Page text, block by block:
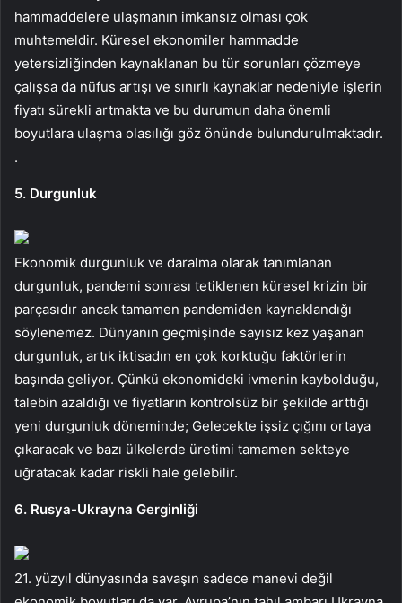
hammaddelere ulaşmanın imkansız olması çok
muhtemeldir. Küresel ekonomiler hammadde
yetersizliğinden kaynaklanan bu tür sorunları çözmeye
çalışsa da nüfus artışı ve sınırlı kaynaklar nedeniyle işlerin
fiyatı sürekli artmakta ve bu durumun daha önemli
boyutlara ulaşma olasılığı göz önünde bulundurulmaktadır.
.
5. Durgunluk
Ekonomik durgunluk ve daralma olarak tanımlanan
durgunluk, pandemi sonrası tetiklenen küresel krizin bir
parçasıdır ancak tamamen pandemiden kaynaklandığı
söylenemez. Dünyanın geçmişinde sayısız kez yaşanan
durgunluk, artık iktisadın en çok korktuğu faktörlerin
başında geliyor. Çünkü ekonomideki ivmenin kaybolduğu,
talebin azaldığı ve fiyatların kontrolsüz bir şekilde arttığı
yeni durgunluk döneminde; Gelecekte işsiz çığını ortaya
çıkaracak ve bazı ülkelerde üretimi tamamen sekteye
uğratacak kadar riskli hale gelebilir.
6. Rusya-Ukrayna Gerginliği
21. yüzyıl dünyasında savaşın sadece manevi değil